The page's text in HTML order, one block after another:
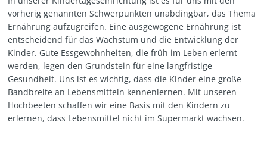
vorherig genannten Schwerpunkten unabdingbar, das Thema
Ernährung aufzugreifen. Eine ausgewogene Ernährung ist
entscheidend für das Wachstum und die Entwicklung der
Kinder. Gute Essgewohnheiten, die früh im Leben erlernt
werden, legen den Grundstein für eine langfristige
Gesundheit. Uns ist es wichtig, dass die Kinder eine große
Bandbreite an Lebensmitteln kennenlernen. Mit unseren
Hochbeeten schaffen wir eine Basis mit den Kindern zu
erlernen, dass Lebensmittel nicht im Supermarkt wachsen.